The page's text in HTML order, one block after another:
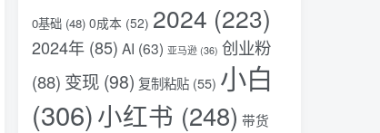
0基础 (48) 0成本 (52) 2024 (223)
2024年 (85) AI (63) 亚马逊 (36) 创业粉
(88) 变现 (98) 复制粘贴 (55) 小白
(306)小红书 (248) 带货